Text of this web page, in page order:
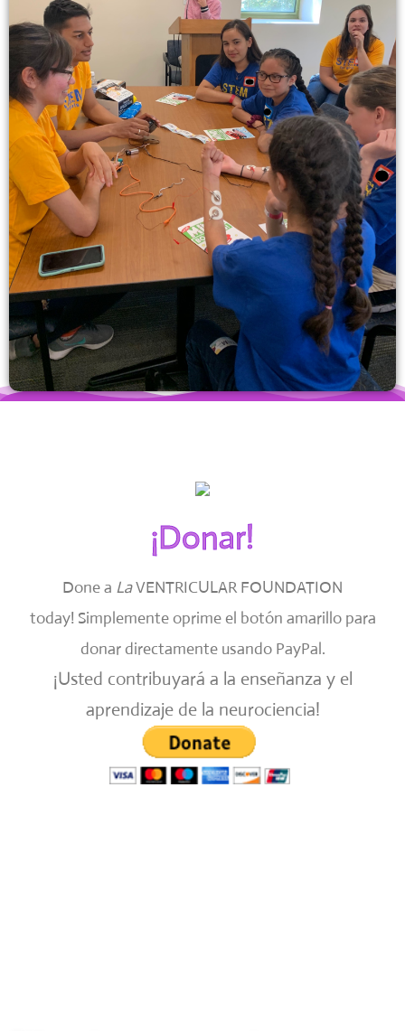
¡Donar!
Done a LaVENTRICULAR FOUNDATION
today! Simplemente oprime el botón amarillo para
donar directamente usando PayPal.
¡Usted contribuyará a la enseñanza y el
aprendizaje de la neurociencia!